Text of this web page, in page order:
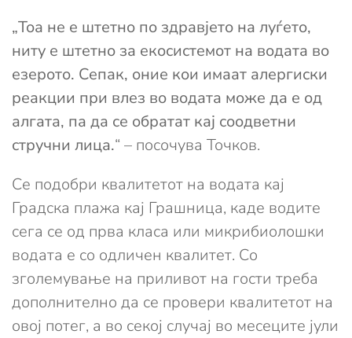
„Тоа не е штетно по здравјето на луѓето,
ниту е штетно за екосистемот на водата во
езерото. Сепак, оние кои имаат алергиски
реакции при влез во водата може да е од
алгата, па да се обратат кај соодветни
стручни лица.“ – посочува Точков.
Се подобри квалитетот на водата кај
Градска плажа кај Грашница, каде водите
сега се од прва класа или микрибиолошки
водата е со одличен квалитет. Со
зголемување на приливот на гости треба
дополнително да се провери квалитетот на
овој потег, а во секој случај во месеците јули